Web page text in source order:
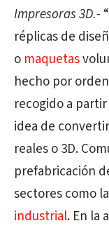
Impresoras 3D.-
réplicas de
o maquetas
hecho por
recogido a
idea de
reales o 3D.
prefabricación
sectores como la
industrial. En la